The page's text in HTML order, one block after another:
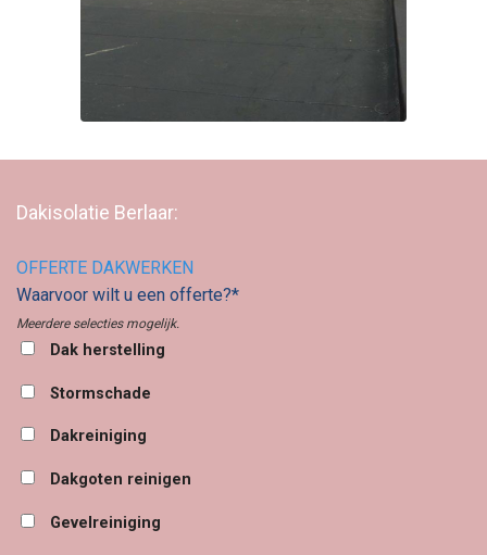
Dakisolatie Berlaar:
OFFERTE DAKWERKEN
Waarvoor wilt u een offerte?*
Meerdere selecties mogelijk.
Dak herstelling
Stormschade
Dakreiniging
Dakgoten reinigen
Gevelreiniging